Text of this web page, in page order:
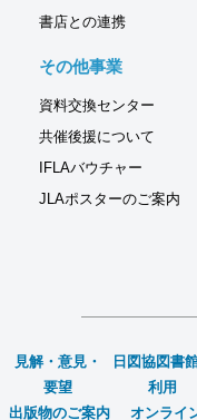
書店との連携
その他事業
資料交換センター
共催後援について
IFLAバウチャー
JLAポスターのご案内
見解・意見・
要望
日図協図書
利用
出版物のご案内
オンライ